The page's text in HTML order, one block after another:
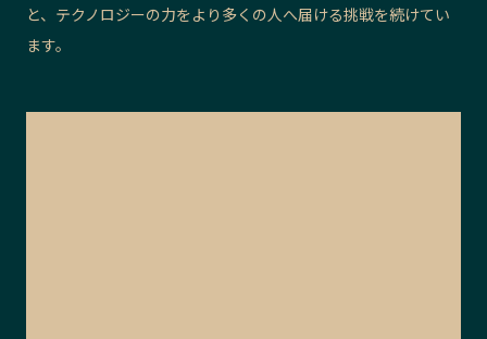
と、テクノロジーの力をより多くの人へ届ける挑戦を続けてい
ます。